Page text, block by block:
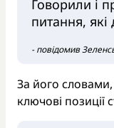
Говорили і
питання, які
- повідомив
За його словами,
ключові позиції